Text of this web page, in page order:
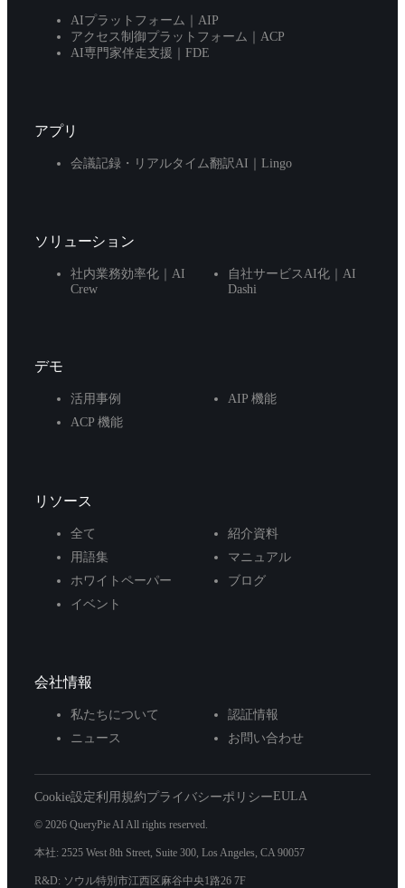
AIプラットフォーム｜AIP
アクセス制御プラットフォーム｜ACP
AI専門家伴走支援｜FDE
アプリ
会議記録・リアルタイム翻訳AI｜Lingo
ソリューション
社内業務効率化｜AI
Crew
自社サービスAI化｜AI
Dashi
デモ
活用事例
AIP 機能
ACP 機能
リソース
全て
紹介資料
用語集
マニュアル
ホワイトペーパー
ブログ
イベント
会社情報
私たちについて
認証情報
ニュース
お問い合わせ
Cookie設定利用規約プライバシーポリシーEULA
© 2026 QueryPie AI All rights reserved.
本社: 2525 West 8th Street, Suite 300, Los Angeles, CA 90057
R&D: ソウル特別市江西区麻谷中央1路26 7F